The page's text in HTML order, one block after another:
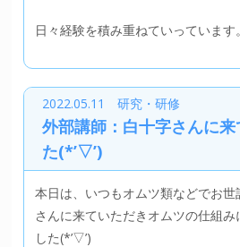
日々経験を積み重ねていっています。
2022.05.11 研究・研修
外部講師：白十字さんに
た(*’▽’)
本日は、いつもオムツ類などでお
さんに来ていただきオムツの仕組
した(*’▽’)